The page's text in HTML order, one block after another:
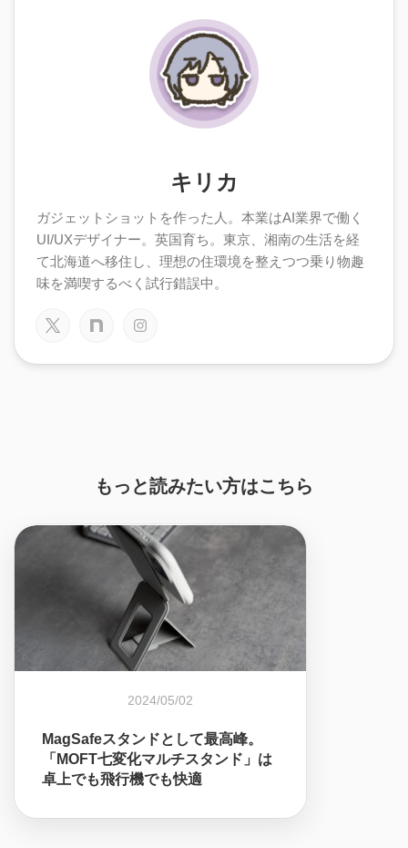
キリカ
ガジェットショットを作った人。本業はAI業界で働く
UI/UXデザイナー。英国育ち。東京、湘南の生活を経
て北海道へ移住し、理想の住環境を整えつつ乗り物趣
味を満喫するべく試行錯誤中。
もっと読みたい方はこちら
2024/05/02
MagSafeスタンドとして最高峰。
「MOFT七変化マルチスタンド」は
卓上でも飛行機でも快適